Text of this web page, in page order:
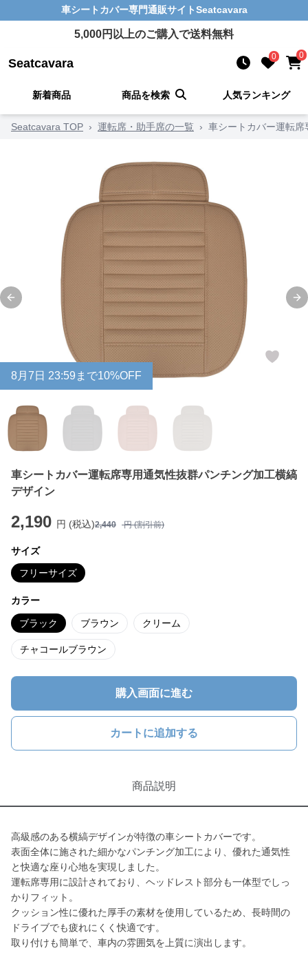
車シートカバー専門通販サイトSeatcavara
5,000円以上のご購入で送料無料
Seatcavara 0 0
新着商品 商品を検索 人気ランキング
Seatcavara TOP › 運転席・助手席の一覧 › 車シートカバー運転
Previous slide
8月 7 日 23:59まで10%OFF
車シートカバー運転席専用通気性抜群パンチング加工横縞
デザイン
2,190 円 (税込)2,440 円 (割引前)
サイズ
フリーサイズ
カラー
ブラック ブラウン クリーム
チャコールブラウン
購入画面に進む
カートに追加する
商品説明
高級感のある横縞デザインが特徴の車シートカバーです。
表面全体に施された細かなパンチング加工により、優れた通気性
と快適な座り心地を実現しました。
運転席専用に設計されており、ヘッドレスト部分も一体型でしっ
かりフィット。
クッション性に優れた厚手の素材を使用しているため、長時間の
ドライブでも疲れにくく快適です。
取り付けも簡単で、車内の雰囲気を上質に演出します。